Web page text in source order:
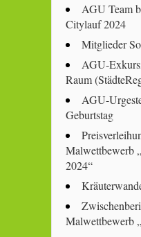
AGU Team
Citylauf 2024
Mitglieder
AGU-
Raum
AGU-
Geburtstag
Malwettbewerb
2024“
Malwettbewerb